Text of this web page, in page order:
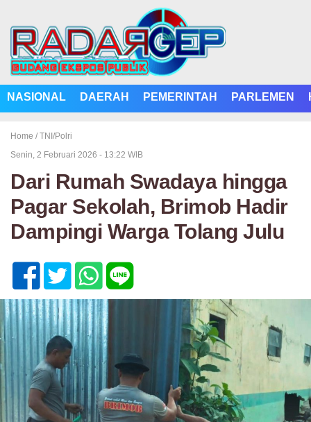
NASIONAL DAERAH PEMERINTAH PARLEMEN
Home / TNI/Polri
Senin, 2 Februari 2026 - 13:22 WIB
Dari Rumah Swadaya hingga
Pagar Sekolah, Brimob Hadir
Dampingi Warga Tolang Julu